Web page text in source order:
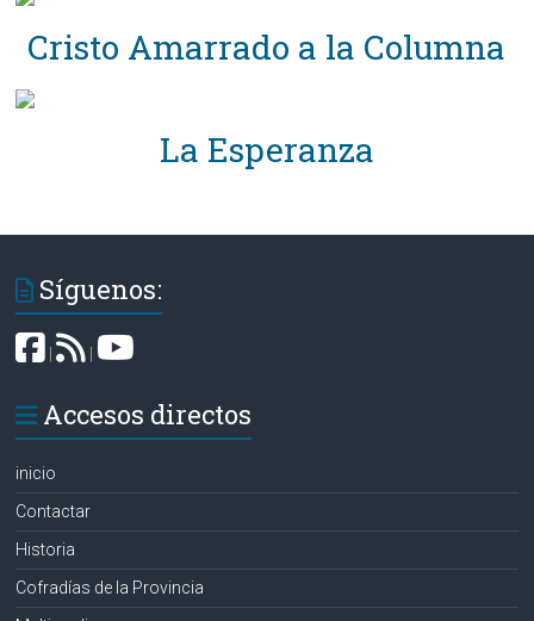
Cristo Amarrado a la Columna
La Esperanza
Síguenos:
|
Accesos directos
inicio
Contactar
Historia
Cofradías de la Provincia